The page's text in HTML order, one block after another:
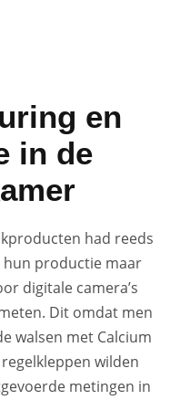
en
in de
had reeds
hun productie maar
digitale camera’s
Dit omdat men
walsen met Calcium
wilden
metingen in